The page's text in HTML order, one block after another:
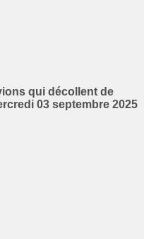
qui décollent de
03 septembre 2025